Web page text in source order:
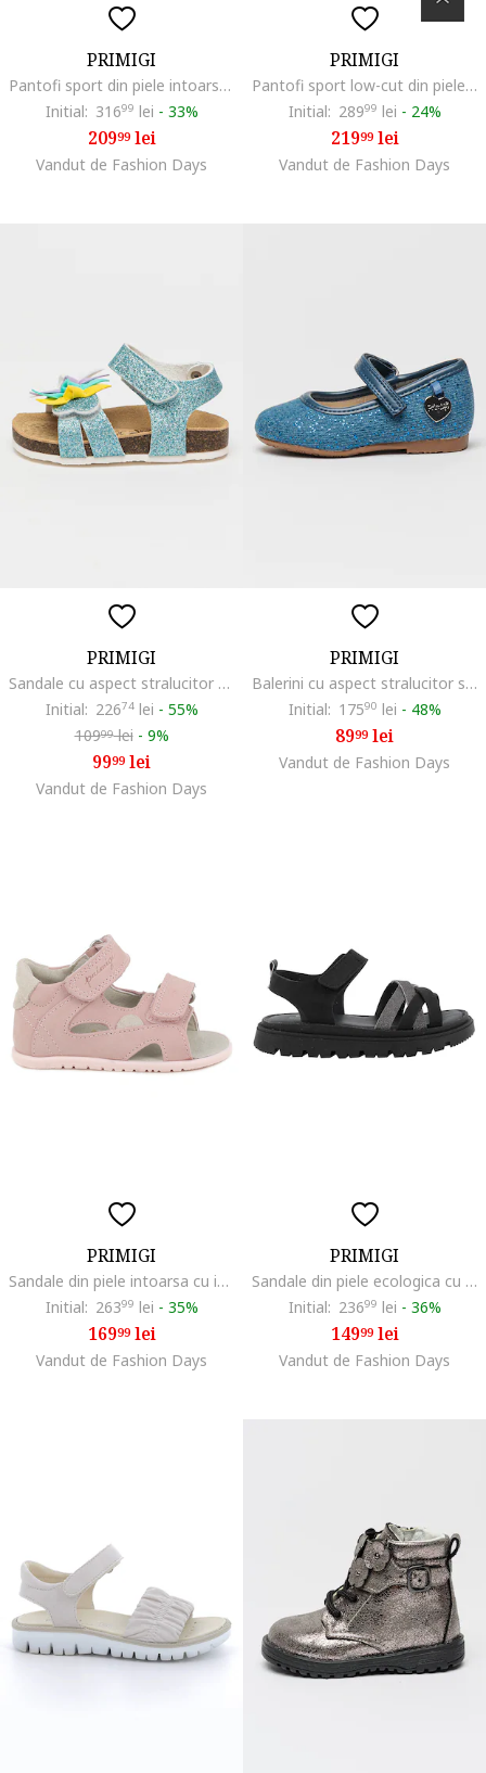
PRIMIGI
Pantofi sport din piele intoarsa cu flatform si buzunar cu fermoar, Gri deschis/Roz pastel
Initial: 31699 lei - 33%
20999lei
Vandut de Fashion Days
PRIMIGI
Pantofi sport low-cut din piele intoarsa, Maro/Roz deschis/Verde aquamarin
Initial: 28999 lei - 24%
21999lei
Vandut de Fashion Days
PRIMIGI
Sandale cu aspect stralucitor si velcro, Alb/Galben/Albastru
Initial: 22674lei - 55%
10999lei - 9%
9999lei
Vandut de Fashion Days
PRIMIGI
Balerini cu aspect stralucitor si detaliu cu inima metalica, Albastru deschis
Initial: 17590 lei - 48%
8999lei
Vandut de Fashion Days
PRIMIGI
Sandale din piele intoarsa cu inchidere velcro, Roz prafuit
Initial: 26399 lei - 35%
16999lei
Vandut de Fashion Days
PRIMIGI
Sandale din piele ecologica cu detalii stralucitoare si talpa flatform, Negru
Initial: 23699 lei - 36%
14999lei
Vandut de Fashion Days